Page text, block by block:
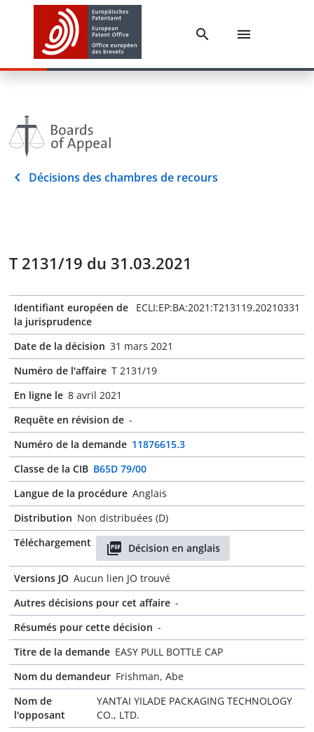
Décisions des chambres de recours
T 2131/19 du 31.03.2021
Identifiant européen de
la jurisprudence
ECLI:EP:BA:2021:T213119.20210331
Date de la décision 31 mars 2021
Numéro de l'affaire T 2131/19
En ligne le 8 avril 2021
Requête en révision de -
Numéro de la demande 11876615.3
Classe de la CIB B65D 79/00
Langue de la procédure Anglais
Distribution Non distribuées (D)
Téléchargement
Décision en anglais
Versions JO Aucun lien JO trouvé
Autres décisions pour cet affaire -
Résumés pour cette décision -
Titre de la demande EASY PULL BOTTLE CAP
Nom du demandeur Frishman, Abe
Nom de
l'opposant
YANTAI YILADE PACKAGING TECHNOLOGY
CO., LTD.